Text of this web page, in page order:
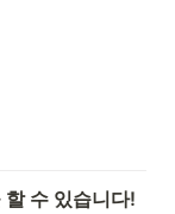
수 있습니다!